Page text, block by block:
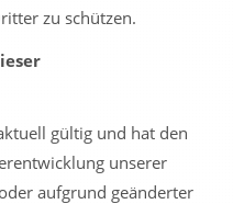
zu schützen.
gültig und hat den
unserer
aufgrund geänderter